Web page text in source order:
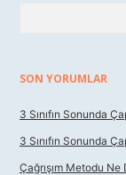
SON YORUMLAR
3 Sınıfın Sonunda
3 Sınıfın Sonunda
Çağrışım Metodu Ne